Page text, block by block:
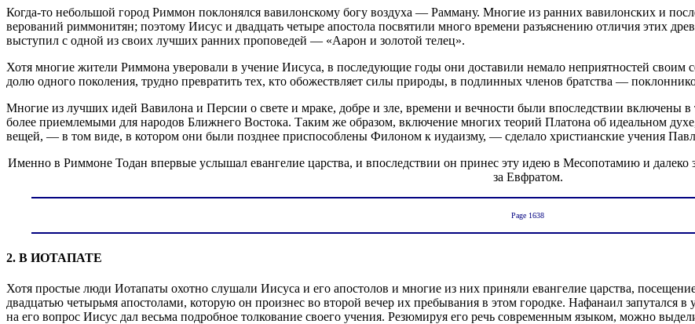
Когда-то небольшой город Риммон поклонялся вавилонскому богу воздуха — Рамману. Многие из ранних вавилонских и
верований риммонитян; поэтому Иисус и двадцать четыре апостола посвятили много времени разъяснению отличия этих
выступил с одной из своих лучших ранних проповедей — «Аарон и золотой телец».
Хотя многие жители Риммона уверовали в учение Иисуса, в последующие годы они доставили немало неприятностей
долю одного поколения, трудно превратить тех, кто обожествляет силы природы, в подлинных членов братства —
Многие из лучших идей Вавилона и Персии о свете и мраке, добре и зле, времени и вечности были впоследствии включены в
более приемлемыми для народов Ближнего Востока. Таким же образом, включение многих теорий Платона об идеальном
вещей, — в том виде, в котором они были позднее приспособлены Филоном к иудаизму, — сделало христианские учения
Именно в Риммоне Тодан впервые услышал евангелие царства, и впоследствии он принес эту идею в Месопотамию и далеко
за Евфратом.
Page 1638
2. В ИОТАПАТЕ
Хотя простые люди Иотапаты охотно слушали Иисуса и его апостолов и многие из них приняли евангелие царства,
двадцатью четырьмя апостолами, которую он произнес во второй вечер их пребывания в этом городке. Нафанаил запутался
на его вопрос Иисус дал весьма подробное толкование своего учения. Резюмируя его речь современным языком, можно